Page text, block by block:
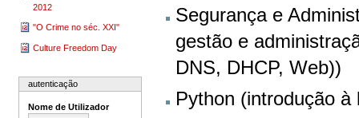
2012
"O Crime no séc. XXI"
Culture Freedom Day
autenticação
Nome de Utilizador
Segurança e
gestão e
DNS, DHCP, Web))
Python (introdução